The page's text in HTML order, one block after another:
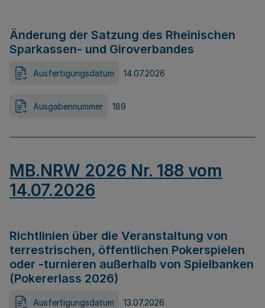
Änderung der Satzung des Rheinischen
Sparkassen- und Giroverbandes
Ausfertigungsdatum 14.07.2026
Ausgabennummer 189
MB.NRW 2026 Nr. 188 vom
14.07.2026
Richtlinien über die Veranstaltung von
terrestrischen, öffentlichen Pokerspielen
oder -turnieren außerhalb von Spielbanken
(Pokererlass 2026)
Ausfertigungsdatum 13.07.2026